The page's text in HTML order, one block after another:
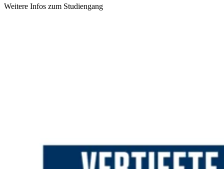
Weitere Infos zum Studiengang